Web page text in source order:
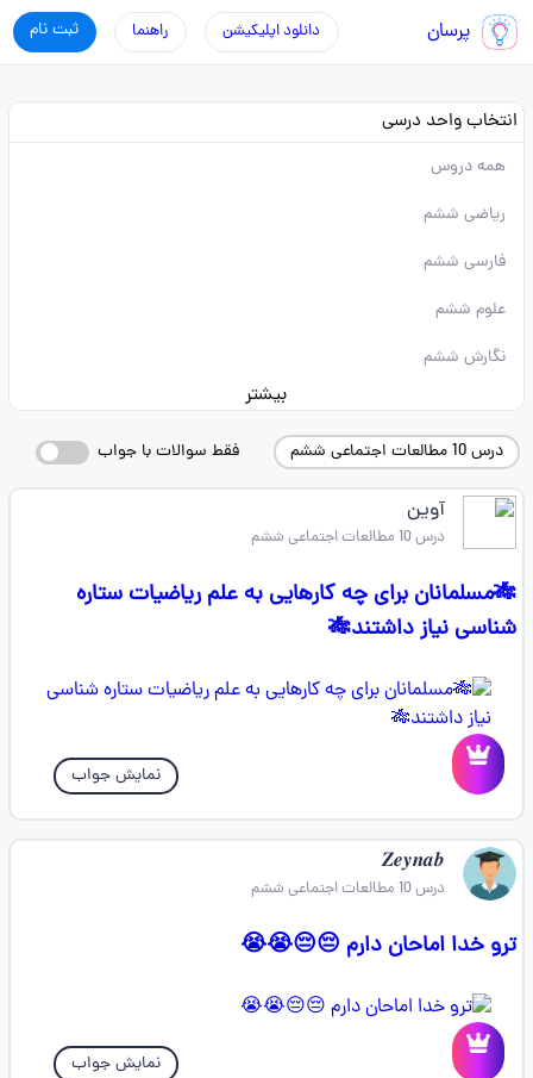
پرسان ثبت نام راهنما دانلود اپلیکیشن
انتخاب واحد درسی
همه دروس
ریاضی ششم
فارسی ششم
علوم ششم
نگارش ششم
بیشتر
درس 10 مطالعات اجتماعی ششم فقط سوالات با جواب
آوین
درس 10 مطالعات اجتماعی ششم
🎋مسلمانان برای چه کارهایی به علم ریاضیات ستاره
شناسی نیاز داشتند🎋
نمایش جواب
𝒁𝒆𝒚𝒏𝒂𝒃
درس 10 مطالعات اجتماعی ششم
ترو خدا اماحان دارم 😔😔😭😭
نمایش جواب